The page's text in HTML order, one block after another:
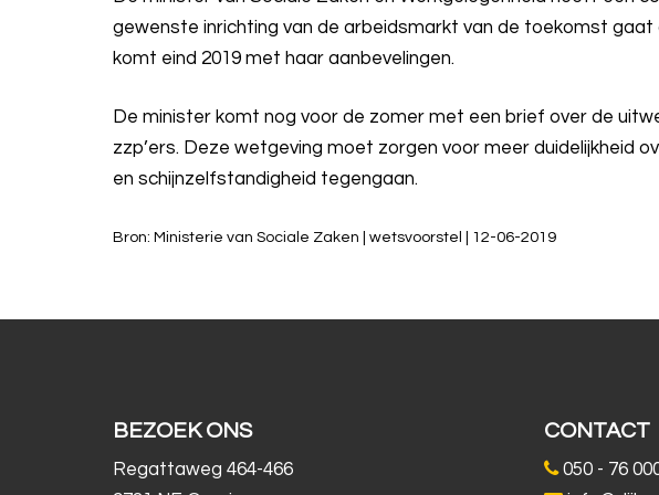
gewenste inrichting van de arbeidsmarkt van de toekomst gaat
komt eind 2019 met haar aanbevelingen.
De minister komt nog voor de zomer met een brief over de
zzp’ers. Deze wetgeving moet zorgen voor meer duidelijkheid
en schijnzelfstandigheid tegengaan.
Bron: Ministerie van Sociale Zaken | wetsvoorstel | 12-06-2019
BEZOEK ONS
Regattaweg 464-466
CONTACT
050 - 76